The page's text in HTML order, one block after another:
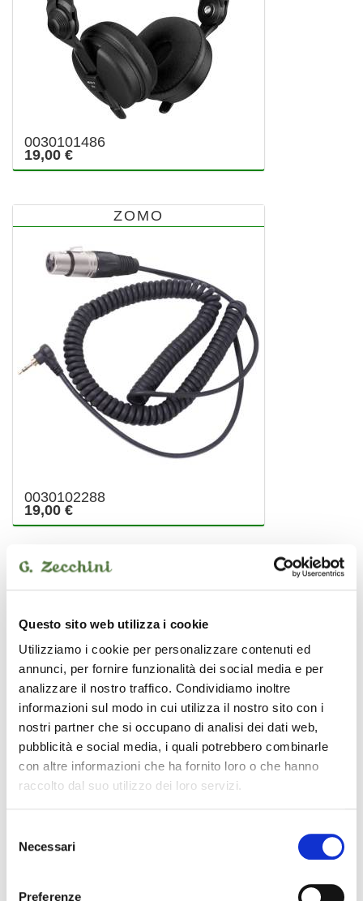
Questo sito web utilizza i cookie
Utilizziamo i cookie per personalizzare contenuti ed
annunci, per fornire funzionalità dei social media e per
analizzare il nostro traffico. Condividiamo inoltre
informazioni sul modo in cui utilizza il nostro sito con i
nostri partner che si occupano di analisi dei dati web,
pubblicità e social media, i quali potrebbero combinarle
con altre informazioni che ha fornito loro o che hanno
raccolto dal suo utilizzo dei loro servizi.
delNecessari
Preferenze
0030101486
19,00 €
ZOMO
0030102288
19,00 €
0030102788